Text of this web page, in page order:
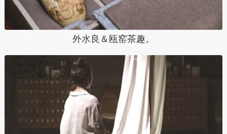
外水良＆瓯窑茶趣。